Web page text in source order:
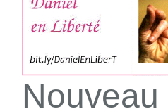
Nouveau